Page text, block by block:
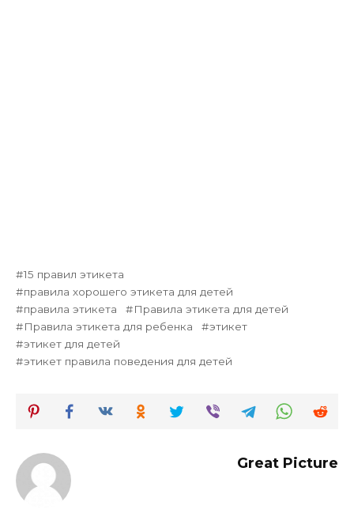
15 правил этикета
правила хорошего этикета для детей
правила этикета
Правила этикета для детей
Правила этикета для ребенка
этикет
этикет для детей
этикет правила поведения для детей
Great Picture